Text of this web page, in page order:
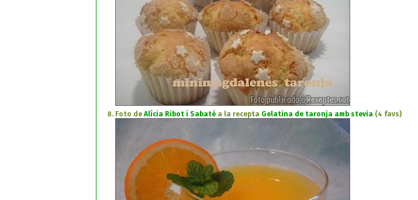
Foto de Alícia Ribot i Sabaté a la recepta Gelatina de taronja amb stevia (4 favs)